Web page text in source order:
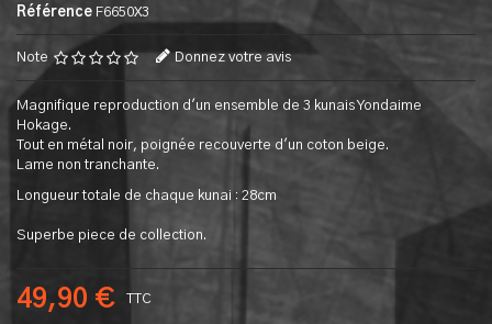
Référence F6650X3
Note Donnez votre avis
Magnifique reproduction d'un ensemble de 3 kunais Yondaime
Hokage.
Tout en métal noir, poignée recouverte d'un coton beige.
Lame non tranchante.
Longueur totale de chaque kunai : 28cm
Superbe piece de collection.
49,90 € TTC